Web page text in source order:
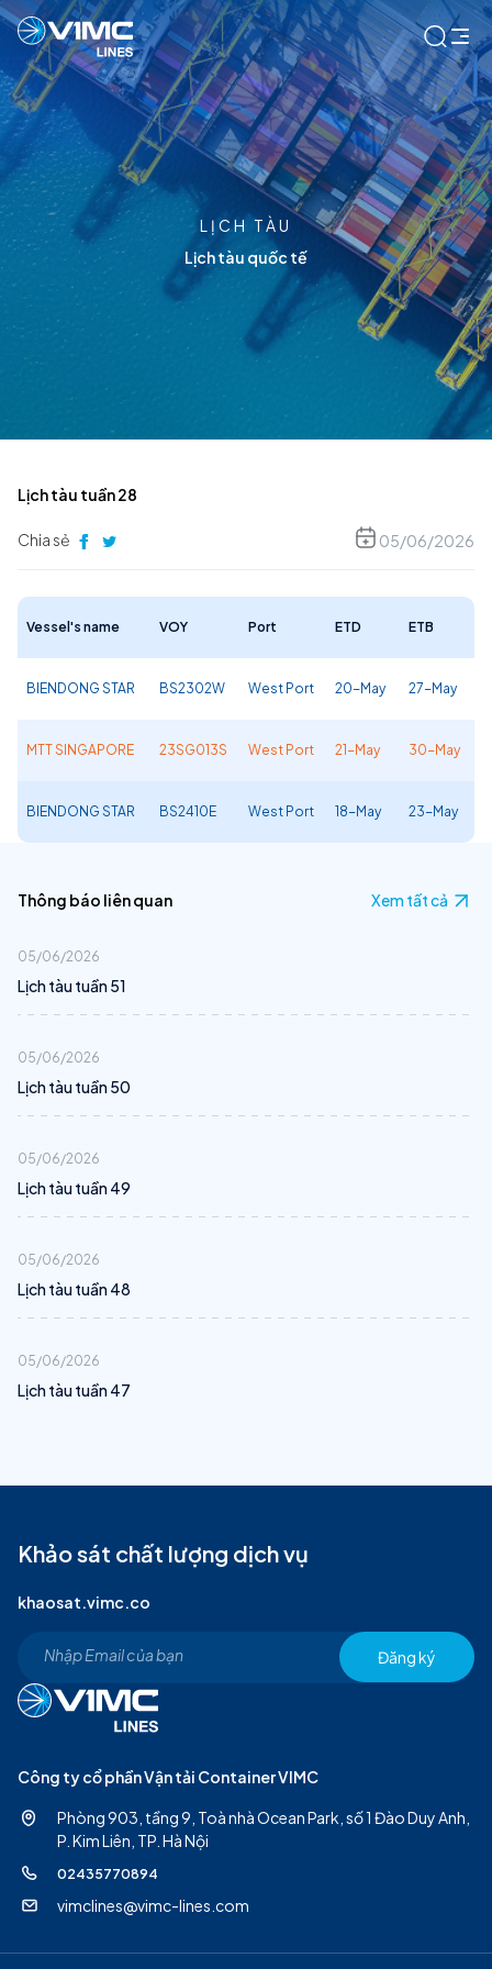
LỊCH TÀU
Lịch tàu quốc tế
Lịch tàu tuần 28
Chia sẻ 05/06/2026
Vessel's name VOY Port ETD ETB
BIENDONG STAR BS2302W West Port 20-May 27-May
MTT SINGAPORE 23SG013S West Port 21-May 30-May
BIENDONG STAR BS2410E West Port 18-May 23-May
Thông báo liên quan Xem tất cả
05/06/2026
Lịch tàu tuần 51
05/06/2026
Lịch tàu tuần 50
05/06/2026
Lịch tàu tuần 49
05/06/2026
Lịch tàu tuần 48
05/06/2026
Lịch tàu tuần 47
Công ty cổ phần Vận tải Container VIMC
Phòng 903, tầng 9, Toà nhà Ocean Park, số 1 Đào Duy Anh,
P. Kim Liên, TP. Hà Nội
02435770894
vimclines@vimc-lines.com
Khảo sát chất lượng dịch vụ
khaosat.vimc.co
Đăng ký